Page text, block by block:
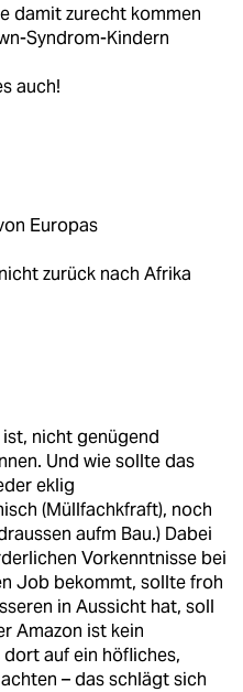
damit zurecht kommen
Syndrom-Kindern
auch!
Europas
zurück nach Afrika
nicht genügend
Und wie sollte das
eklig
(Müllfachkfraft), noch
aufm Bau.) Dabei
Vorkenntnisse bei
Job bekommt, sollte froh
in Aussicht hat, soll
Amazon ist kein
dort auf ein höfliches,
– das schlägt sich